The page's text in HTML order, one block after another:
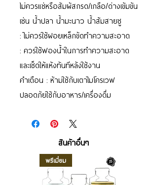
ไม่ควรแช่หรือสัมผัสกรด/เกลือ/ด่างเข้มข้น
เช่น น้ำปลา น้ำมะนาว น้ำส้มสายชู
: ไม่ควรใช้ฝอยเหล็กขัดทำความสะอาด
: ควรใช้ฟองน้ำในการทำความสะอาด
และเช็ดให้แห้งทันทีหลังใช้งาน
คำเตือน : ห้ามใช้กับเตาไมโครเวฟ
ปลอดภัยใช้กับอาหาร/เครื่องดื่ม
สินค้าอื่นๆ
พรีเมี่ยม